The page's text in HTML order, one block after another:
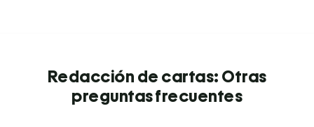
Redacción de cartas: Otras
preguntas frecuentes